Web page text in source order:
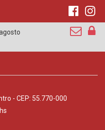
- CEP: 55.770-000